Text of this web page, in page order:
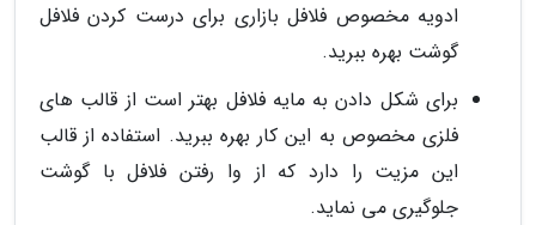
ادویه مخصوص فلافل بازاری برای درست کردن فلافل
گوشت بهره ببرید.
برای شکل دادن به مایه فلافل بهتر است از قالب های
فلزی مخصوص به این کار بهره ببرید. استفاده از قالب
این مزیت را دارد که از وا رفتن فلافل با گوشت
جلوگیری می نماید.